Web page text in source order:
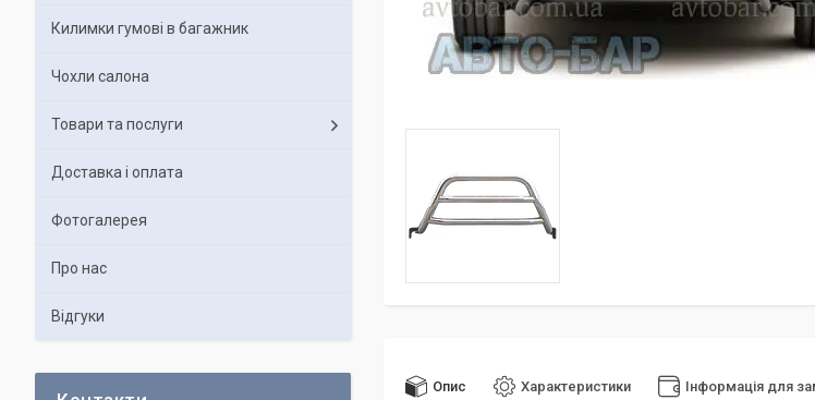
Опис Характеристики Інформація для
Килимки гумові в багажник
Чохли салона
Товари та послуги
Доставка і оплата
Фотогалерея
Про нас
Відгуки